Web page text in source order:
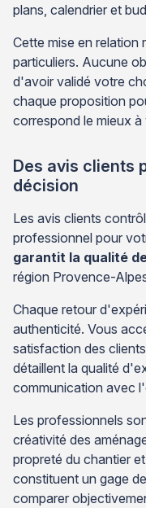
plans, calendrier et
Cette mise en relation
particuliers. Aucune
d'avoir validé votre
chaque proposition
correspond le mieux
Des avis clients
décision
Les avis clients
professionnel pour
garantit la qualité
région Provence-
Chaque retour
authenticité. Vous
satisfaction des
détaillent la qualité
communication avec
Les professionnels
créativité des
propreté du chantier
constituent un gage
comparer